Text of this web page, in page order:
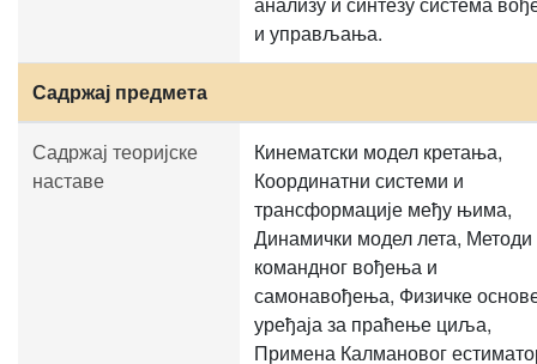
и управљања.
Садржај предмета
Садржај теоријске
наставе
Кинематски модел кретања,
Координатни системи и
трансформације међу њима,
Динамички модел лета, Методи
командног вођења и
самонавођења, Физичке
уређаја за праћење циља,
Примена Калмановог